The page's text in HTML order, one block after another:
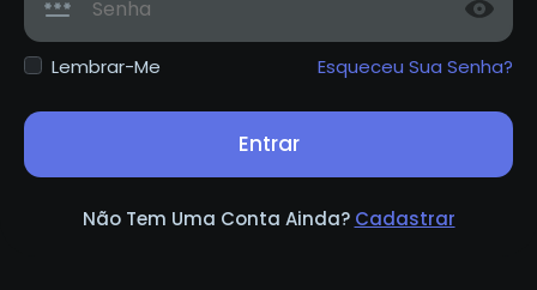
Lembrar-Me Esqueceu Sua Senha?
Entrar
Não Tem Uma Conta Ainda? Cadastrar